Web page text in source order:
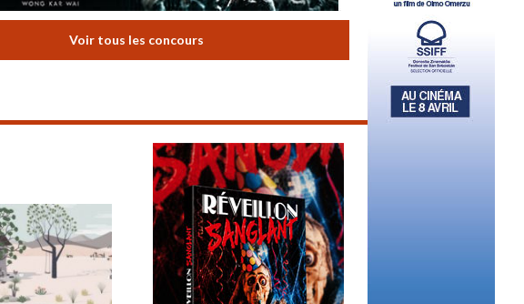
Voir tous les concours